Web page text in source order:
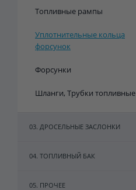
Топливные рампы
Уплотнительные кольца
форсунок
Форсунки
Шланги, Трубки топливные
03. ДРОСЕЛЬНЫЕ ЗАСЛОНКИ
04. ТОПЛИВНЫЙ БАК
05. ПРОЧЕЕ